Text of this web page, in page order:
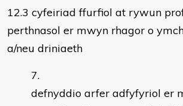
12.3 cyfeiriad ffurfiol at rywun
perthnasol er mwyn rhagor o
a/neu driniaeth
defnyddio arfer adfyfyriol er